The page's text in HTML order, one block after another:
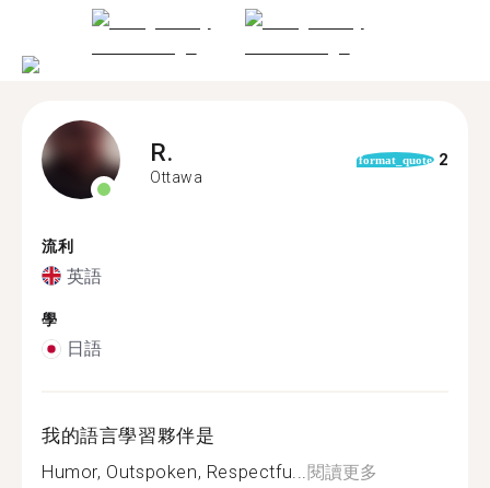
R.
Ottawa
format_quote 2
流利
英語
學
日語
我的語言學習夥伴是
Humor, Outspoken, Respectfu...閱讀更多